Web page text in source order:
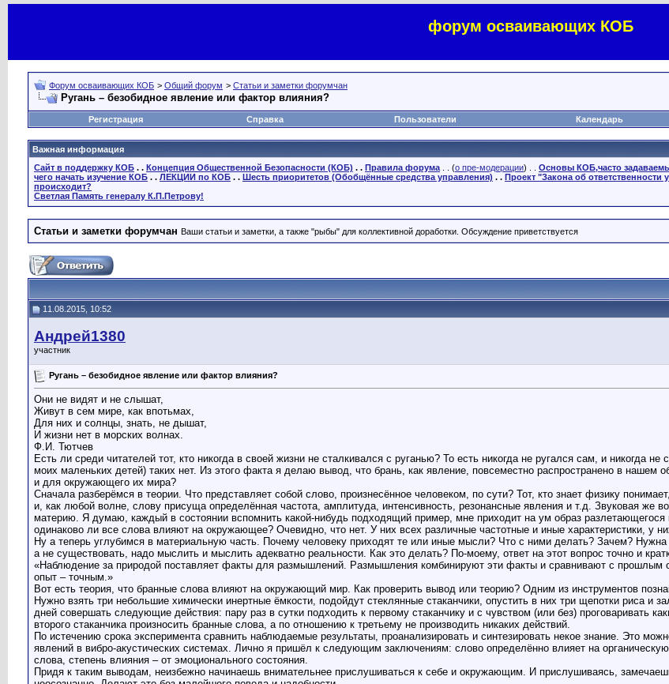
форум осваивающих КОБ
Форум осваивающих КОБ > Общий форум > Статьи и заметки форумчан
Ругань – безобидное явление или фактор влияния?
Регистрация
Справка Пользователи Календарь
Важная информация
Сайт в поддержку КОБ . . Концепция Общественной Безопасности (КОБ) . . Правила форума . . (о пре-модерации) . . Основы КОБ,часто
чего начать изучение КОБ . . ЛЕКЦИИ по КОБ . . Шесть приоритетов (Обобщённые средства управления) . . Проект "Закона об ответственности
происходит?
Светлая Память генералу К.П.Петрову!
Статьи и заметки форумчан Ваши статьи и заметки, а также "рыбы" для коллективной доработки. Обсуждение приветствуется
11.08.2015, 10:52
Андрей1380
участник
Ругань – безобидное явление или фактор влияния?
Они не видят и не слышат,
Живут в сем мире, как впотьмах,
Для них и солнцы, знать, не дышат,
И жизни нет в морских волнах.
Ф.И. Тютчев
Есть ли среди читателей тот, кто никогда в своей жизни не сталкивался с руганью? То есть никогда не ругался сам, и
моих маленьких детей) таких нет. Из этого факта я делаю вывод, что брань, как явление, повсеместно распространено в нашем
и для окружающего их мира?
Сначала разберёмся в теории. Что представляет собой слово, произнесённое человеком, по сути? Тот, кто знает физику
и, как любой волне, слову присуща определённая частота, амплитуда, интенсивность, резонансные явления и т.д. Звуковая же
материю. Я думаю, каждый в состоянии вспомнить какой-нибудь подходящий пример, мне приходит на ум образ
одинаково ли все слова влияют на окружающее? Очевидно, что нет. У них всех различные частотные и иные характеристики, у
Ну а теперь углубимся в материальную часть. Почему человеку приходят те или иные мысли? Что с ними делать? Зачем?
а не существовать, надо мыслить и мыслить адекватно реальности. Как это делать? По-моему, ответ на этот вопрос точно и
«Наблюдение за природой поставляет факты для размышлений. Размышления комбинируют эти факты и сравнивают с
опыт – точным.»
Вот есть теория, что бранные слова влияют на окружающий мир. Как проверить вывод или теорию? Одним из инструментов
Нужно взять три небольшие химически инертные ёмкости, подойдут стеклянные стаканчики, опустить в них три щепотки риса и
дней совершать следующие действия: пару раз в сутки подходить к первому стаканчику и с чувством (или без) проговаривать
второго стаканчика произносить бранные слова, а по отношению к третьему не производить никаких действий.
По истечению срока эксперимента сравнить наблюдаемые результаты, проанализировать и синтезировать некое знание. Это
явлений в вибро-акустических системах. Лично я пришёл к следующим заключениям: слово определённо влияет на
слова, степень влияния – от эмоционального состояния.
Придя к таким выводам, неизбежно начинаешь внимательнее прислушиваться к себе и окружающим. И прислушиваясь,